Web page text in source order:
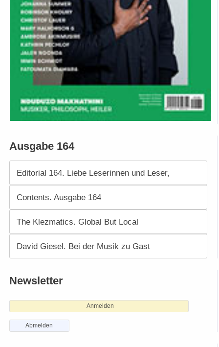
Ausgabe 164
Editorial 164. Liebe Leserinnen und Leser,
Contents. Ausgabe 164
The Klezmatics. Global But Local
David Giesel. Bei der Musik zu Gast
Newsletter
Anmelden
Abmelden